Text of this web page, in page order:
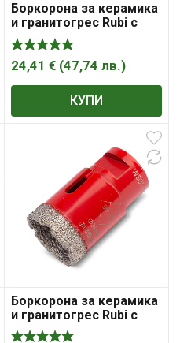
Боркорона за керамика
и гранитогрес Rubi с
диамантена посипка с
резба М14х2 12х35 мм,
Drygres
24,41 € (47,74 лв.)
КУПИ
Боркорона за керамика
и гранитогрес Rubi с
диамантена посипка с